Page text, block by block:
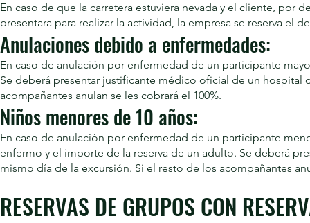
En caso de que la carretera estuviera nevada y el cliente, por
presentara para realizar la actividad, la empresa se reserva el
Anulaciones debido a enfermedades:
En caso de anulación por enfermedad de un participante
Se deberá presentar justificante médico oficial de un
acompañantes anulan se les cobrará el 100%.
Niños menores de 10 años:
En caso de anulación por enfermedad de un participante
enfermo y el importe de la reserva de un adulto. Se deberá
mismo día de la excursión. Si el resto de los acompañantes
RESERVAS DE GRUPOS CON